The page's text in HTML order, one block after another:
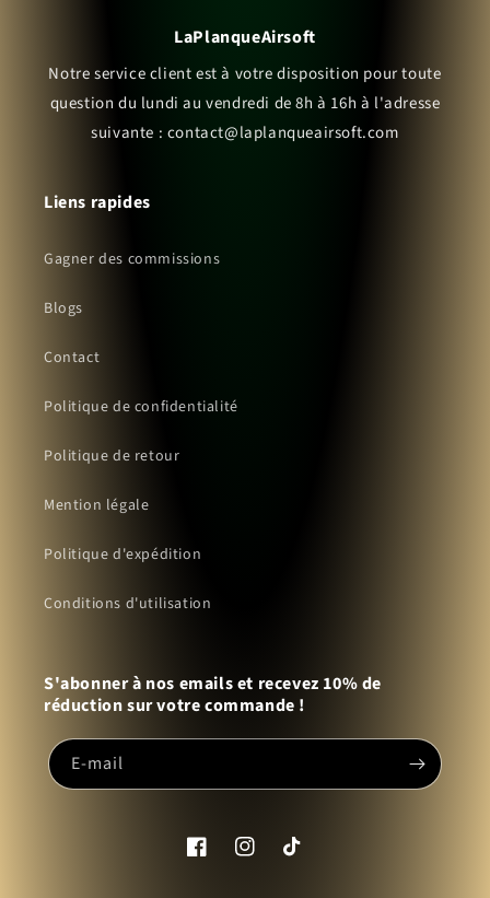
LaPlanqueAirsoft
Notre service client est à votre disposition pour toute
question du lundi au vendredi de 8h à 16h à l'adresse
suivante : contact@laplanqueairsoft.com
Liens rapides
Gagner des commissions
Blogs
Contact
Politique de confidentialité
Politique de retour
Mention légale
Politique d'expédition
Conditions d'utilisation
S'abonner à nos emails et recevez 10% de
réduction sur votre commande !
E-mail
FacebookInstagramTikTok